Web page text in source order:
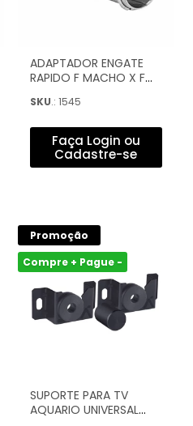
ADAPTADOR ENGATE
RAPIDO F MACHO X F
SKU.: 1545
Faça Login ou
Cadastre-se
Promoção
Compre + Pague -
SUPORTE PARA TV
AQUARIO UNIVERSAL